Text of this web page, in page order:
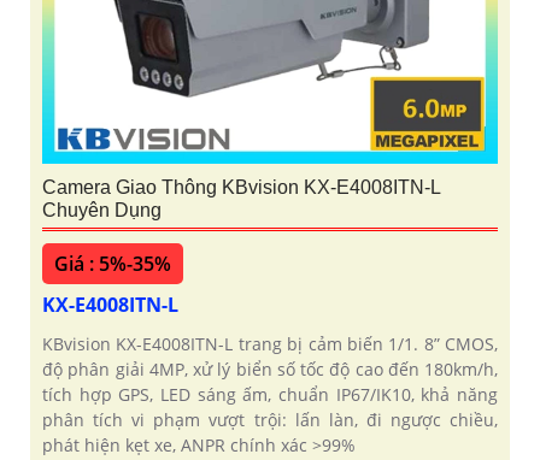
Camera Giao Thông KBvision KX-E4008ITN-L
Chuyên Dụng
Giá : 5%-35%
KX-E4008ITN-L
KBvision KX-E4008ITN-L trang bị cảm biến 1/1. 8” CMOS,
độ phân giải 4MP, xử lý biển số tốc độ cao đến 180km/h,
tích hợp GPS, LED sáng ấm, chuẩn IP67/IK10, khả năng
phân tích vi phạm vượt trội: lấn làn, đi ngược chiều,
phát hiện kẹt xe, ANPR chính xác >99%